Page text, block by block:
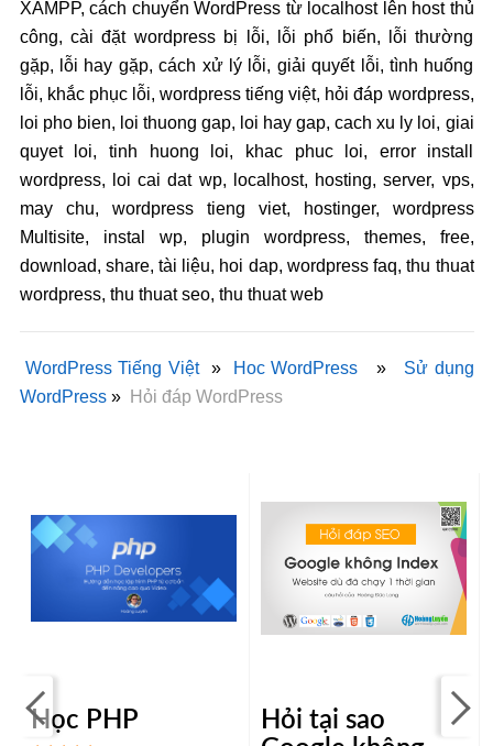
XAMPP, cách chuyển WordPress từ localhost lên host thủ
công, cài đặt wordpress bị lỗi, lỗi phổ biến, lỗi thường
gặp, lỗi hay gặp, cách xử lý lỗi, giải quyết lỗi, tình huống
lỗi, khắc phục lỗi, wordpress tiếng việt, hỏi đáp wordpress,
loi pho bien, loi thuong gap, loi hay gap, cach xu ly loi, giai
quyet loi, tinh huong loi, khac phuc loi, error install
wordpress, loi cai dat wp, localhost, hosting, server, vps,
may chu, wordpress tieng viet, hostinger, wordpress
Multisite, instal wp, plugin wordpress, themes, free,
download, share, tài liệu, hoi dap, wordpress faq, thu thuat
wordpress, thu thuat seo, thu thuat web
WordPress Tiếng Việt» Hoc WordPress » Sử dụng
WordPress» Hỏi đáp WordPress
Học PHP
Hỏi tại sao